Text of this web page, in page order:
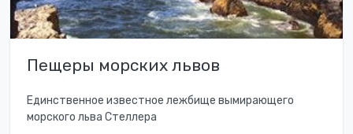
Пещеры морских львов
Единственное известное лежбище вымирающего
морского льва Стеллера